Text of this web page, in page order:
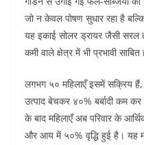
जो न केवल पोषण सुधार रहा है
यह इकाई सोलर ड्रायर जैसी सरल
कमी वाले क्षेत्र में भी प्रभावी साबित
लगभग ५० महिलाएँ इसमें सक्रिय हैं,
उत्पाद बेचकर ४०% बर्बादी कम
के बाद महिलाएँ अब परिवार के
और आय में ५०% वृद्धि हुई है। यह